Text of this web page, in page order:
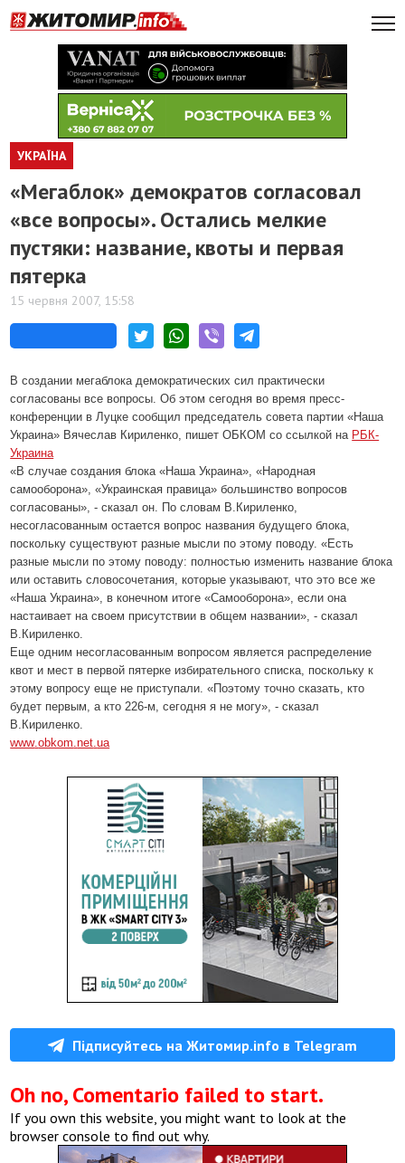
УКРАЇНА
«Мегаблок» демократов согласовал
«все вопросы». Остались мелкие
пустяки: название, квоты и первая
пятерка
15 червня 2007, 15:58
В создании мегаблока демократических сил практически
согласованы все вопросы. Об этом сегодня во время пресс-
конференции в Луцке сообщил председатель совета партии «Наша
Украина» Вячеслав Кириленко, пишет ОБКОМ со ссылкой на РБК-
Украина
«В случае создания блока «Наша Украина», «Народная
самооборона», «Украинская правица» большинство вопросов
согласованы», - сказал он. По словам В.Кириленко,
несогласованным остается вопрос названия будущего блока,
поскольку существуют разные мысли по этому поводу. «Есть
разные мысли по этому поводу: полностью изменить название блока
или оставить словосочетания, которые указывают, что это все же
«Наша Украина», в конечном итоге «Самооборона», если она
настаивает на своем присутствии в общем названии», - сказал
В.Кириленко.
Еще одним несогласованным вопросом является распределение
квот и мест в первой пятерке избирательного списка, поскольку к
этому вопросу еще не приступали. «Поэтому точно сказать, кто
будет первым, а кто 226-м, сегодня я не могу», - сказал
В.Кириленко.
www.obkom.net.ua
Підписуйтесь на Житомир.info в Telegram
Oh no, Comentario failed to start.
If you own this website, you might want to look at the
browser console to find out why.